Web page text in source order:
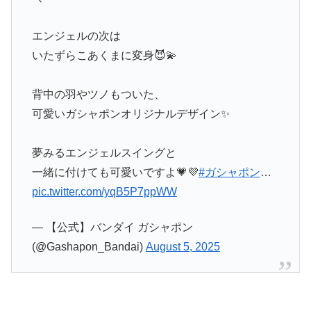
エンジェルの次は
いたずらこあくまに変身😈💫
背中の羽やツノもついた、
可愛いガシャポンオリジナルデザイン✨
夢みるエンジェルスイングと
一緒に付けても可愛いですよ💗💜#ガシャポン…
pic.twitter.com/yqB5P7ppWW
— 【公式】バンダイ ガシャポン
(@Gashapon_Bandai) August 5, 2025